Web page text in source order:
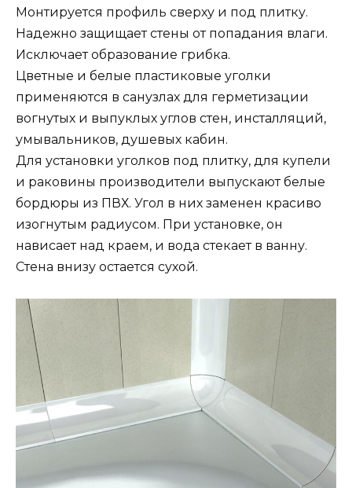
Монтируется профиль сверху и под плитку.
Надежно защищает стены от попадания влаги.
Исключает образование грибка.
Цветные и белые пластиковые уголки
применяются в санузлах для герметизации
вогнутых и выпуклых углов стен, инсталляций,
умывальников, душевых кабин.
Для установки уголков под плитку, для купели
и раковины производители выпускают белые
бордюры из ПВХ. Угол в них заменен красиво
изогнутым радиусом. При установке, он
нависает над краем, и вода стекает в ванну.
Стена внизу остается сухой.